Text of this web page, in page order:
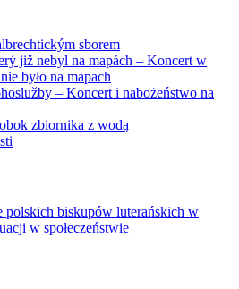
sborem
již nebyl na mapách – Koncert w
było na mapach
– Koncert i nabożeństwo na
zbiornika z wodą
polskich biskupów luterańskich w
w społeczeństwie